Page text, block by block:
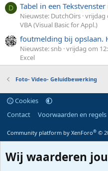
D Tabel in een
Nieuwste: DutchOirs vrijdag
VBA (Visual Basic for Appl.)
foutmelding bij opslaan.
Nieuwste: snb vrijdag om
Excel
Foto- Video- Geluidbewerking
Cookies
Contact
Voorwaarden en regels
Community platform by XenForo® ©
Wij waarderen